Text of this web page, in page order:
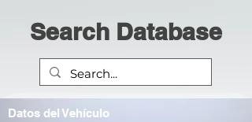
Search Database
Datos del Vehículo